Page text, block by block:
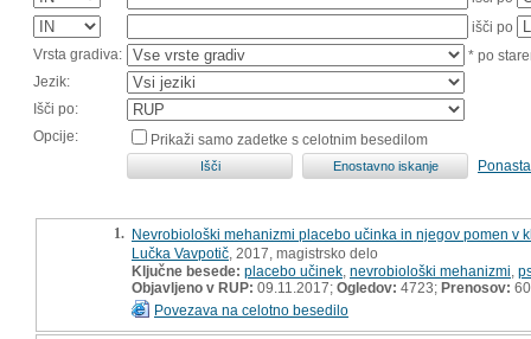
išči po
Vrsta gradiva:
* po
Jezik:
Išči po:
Opcije:
Prikaži samo zadetke s celotnim besedilom
1. Nevrobiološki mehanizmi placebo učinka in njegov pomen v
Lučka Vavpotič , 2017, magistrsko delo
Ključne besede: placebo učinek nevrobiološki mehanizmi
Objavljeno v RUP: 09.11.2017; Ogledov: 4723; Prenosov: 60
Povezava na celotno besedilo